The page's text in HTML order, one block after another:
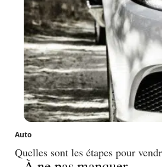
Auto
Quelles sont les étapes pour